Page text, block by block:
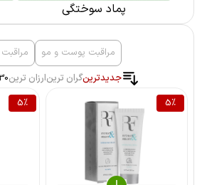
پماد سوختگی
مراقبت پوست و مو
جدیدترینگران ترینارزان ترین30
5%
5%